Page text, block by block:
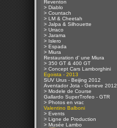
Reventon
> Diablo
> Countach
> LM & Cheetah
> Jalpa & Silhouette
> Urraco
> Jarama
> Islero
> Espada
> Miura
Restauration d' une Miura
> 350 GT & 400 GT
> Concept Cars Lamborghini
Egoista - 2013
SUV Urus - Beijing 2012
Aventador Jota - Geneve 2012
> Modele de Course
Gallardo SuperTrofeo - GTR
> Photos en vrac
Valentino Balboni
> Events
> Ligne de Production
> Musée Lambo